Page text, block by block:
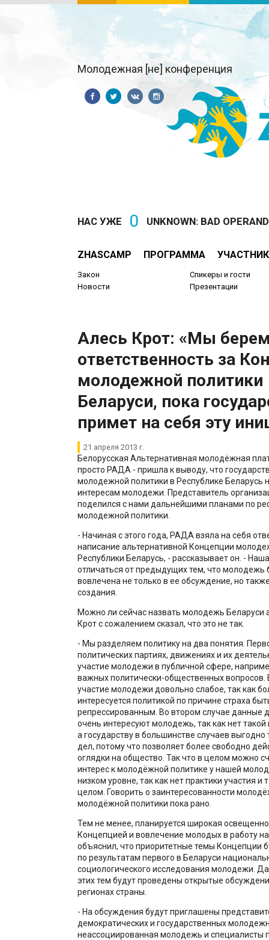
Молодежная [не] конференция
НАС УЖЕ 0 UNKNOWN: BAD
ZHASCAMP ПРОГРАММА
Закон
Новости
Спикеры и гости
Презентации
Алесь Крот: «Мы
ответственность за
молодежной политики
Беларуси, пока
примет на себя эту
21 апреля 2013 г.
Белорусская Альтернативная молодёжная
просто РАДА - пришла к выводу, что
молодежной политики в Республике Беларусь
интересам молодежи. Представитель
поделился с нами дальнейшими планами по
молодежной политики.
- Начиная с этого года, РАДА взяла на себя
написание альтернативной Концепции
Республики Беларусь, - рассказывает он. -
отличаться от предыдущих тем, что молодежь
вовлечена не только в ее обсуждение, но
создания.
Можно ли сейчас назвать молодежь Беларуси
Крот с сожалением сказал, что это не так.
- Мы разделяем политику на два понятия.
политических партиях, движениях и их
участие молодежи в публичной сфере,
важных политически-общественных вопросов.
участие молодежи довольно слабое, так как
интересуется политикой по причине страха
репрессированным. Во втором случае данные
очень интересуют молодежь, так как нет такой
а государству в большинстве случаев
дел, потому что позволяет более свободно
оглядки на общество. Так что в целом можно
интерес к молодёжной политике у нашей
низком уровне, так как нет практики участия и
целом. Говорить о заинтересованности
молодёжной политики пока рано.
Тем не менее, планируется широкая
Концепцией и вовлечение молодых в работу
объяснил, что приоритетные темы Концепции
по результатам первого в Беларуси
социологического исследования молодежи.
этих тем будут проведены открытые
регионах страны.
- На обсуждения будут приглашены
демократических и государственных
неассоциированная молодежь и специалисты